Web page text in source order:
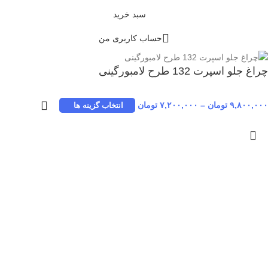
سبد خرید
حساب کاربری من
چراغ جلو اسپرت 132 طرح لامبورگینی
۹,۸۰۰,۰۰۰ تومان – ۷,۲۰۰,۰۰۰ تومان انتخاب گزینه ها